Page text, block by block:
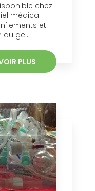
chez
médical
et
du ge...
PLUS